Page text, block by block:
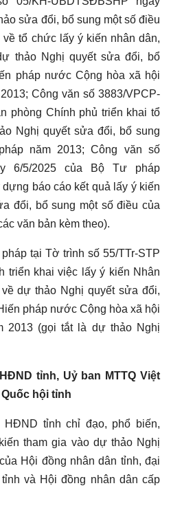
sửa đổi, bổ sung một số điều
tổ chức lấy ý kiến nhân dân,
thảo Nghị quyết sửa đổi, bổ
pháp nước Cộng hòa xã hội
Công văn số 3883/VPCP-
phòng Chính phủ triển khai tổ
Nghị quyết sửa đổi, bổ sung
năm 2013; Công văn số
6/5/2025 của Bộ Tư pháp
báo cáo kết quả lấy ý kiến
đổi, bổ sung một số điều của
văn bản kèm theo).
tại Tờ trình số 55/TTr-STP
triển khai việc lấy ý kiến Nhân
dự thảo Nghị quyết sửa đổi,
pháp nước Cộng hòa xã hội
2013 (gọi tắt là dự thảo Nghị
tỉnh, Uỷ ban MTTQ Việt
hội tỉnh
tỉnh chỉ đạo, phổ biến,
tham gia vào dự thảo Nghị
Hội đồng nhân dân tỉnh, đại
và Hội đồng nhân dân cấp